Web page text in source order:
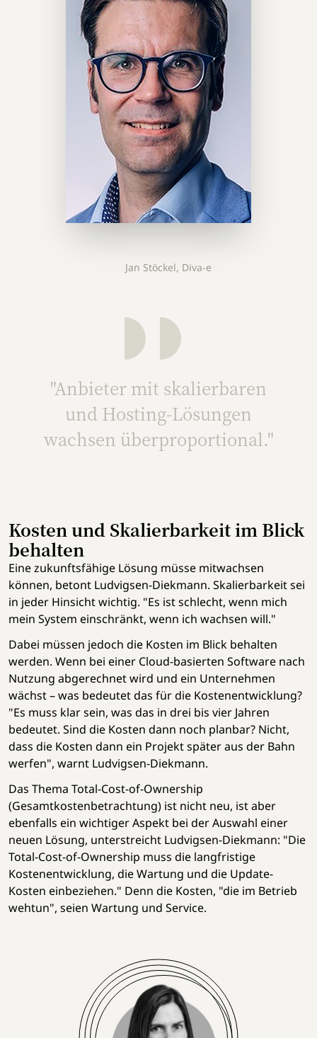
Jan Stöckel, Diva-e
"Anbieter mit skalierbaren
und Hosting-Lösungen
wachsen überproportional."
Kosten und Skalierbarkeit im Blick
behalten
Eine zukunftsfähige Lösung müsse mitwachsen
können, betont Ludvigsen-Diekmann. Skalierbarkeit sei
in jeder Hinsicht wichtig. "Es ist schlecht, wenn mich
mein System einschränkt, wenn ich wachsen will."
Dabei müssen jedoch die Kosten im Blick behalten
werden. Wenn bei einer Cloud-basierten Software nach
Nutzung abgerechnet wird und ein Unternehmen
wächst – was bedeutet das für die Kostenentwicklung?
"Es muss klar sein, was das in drei bis vier Jahren
bedeutet. Sind die Kosten dann noch planbar? Nicht,
dass die Kosten dann ein Projekt später aus der Bahn
werfen", warnt Ludvigsen-Diekmann.
Das Thema Total-Cost-of-Ownership
(Gesamtkostenbetrachtung) ist nicht neu, ist aber
ebenfalls ein wichtiger Aspekt bei der Auswahl einer
neuen Lösung, unterstreicht Ludvigsen-Diekmann: "Die
Total-Cost-of-Ownership muss die langfristige
Kostenentwicklung, die Wartung und die Update-
Kosten einbeziehen." Denn die Kosten, "die im Betrieb
wehtun", seien Wartung und Service.